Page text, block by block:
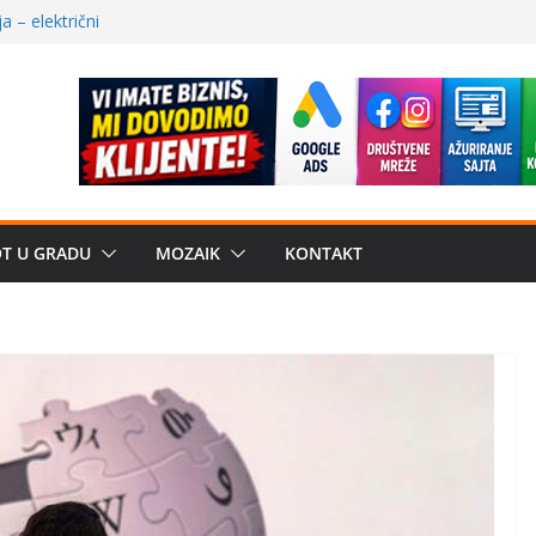
privatne
– električni
mira dočekao
može li
dobija, Brus se
U GRADU MOZAIK KONTAKT